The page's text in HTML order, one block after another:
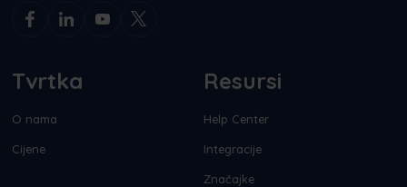
Tvrtka
O nama
Cijene
Resursi
Help Center
Integracije
Značajke